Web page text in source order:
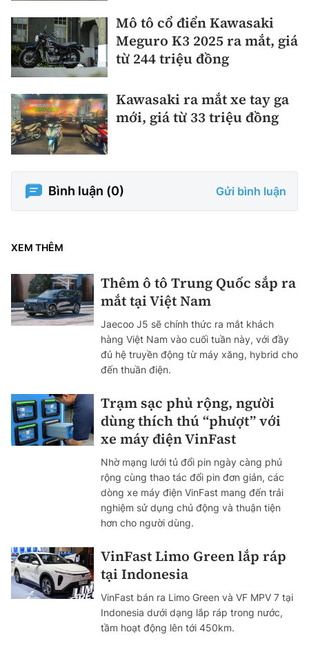
Mô tô cổ điển Kawasaki
Meguro K3 2025 ra mắt, giá
từ 244 triệu đồng
Kawasaki ra mắt xe tay ga
mới, giá từ 33 triệu đồng
Bình luận (0) Gửi bình luận
XEM THÊM
Thêm ô tô Trung Quốc sắp ra
mắt tại Việt Nam
Jaecoo J5 sẽ chính thức ra mắt khách
hàng Việt Nam vào cuối tuần này, với đầy
đủ hệ truyền động từ máy xăng, hybrid cho
đến thuần điện.
Trạm sạc phủ rộng, người
dùng thích thú “phượt” với
xe máy điện VinFast
Nhờ mạng lưới tủ đổi pin ngày càng phủ
rộng cùng thao tác đổi pin đơn giản, các
dòng xe máy điện VinFast mang đến trải
nghiệm sử dụng chủ động và thuận tiện
hơn cho người dùng.
VinFast Limo Green lắp ráp
tại Indonesia
VinFast bán ra Limo Green và VF MPV 7 tại
Indonesia dưới dạng lắp ráp trong nước,
tầm hoạt động lên tới 450km.